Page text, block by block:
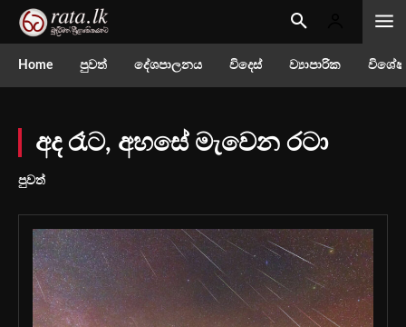
Home පුවත් දේශපාලනය විදෙස් ව්‍යාපාරික
අද රෑට, අහසේ මැවෙන රටා
පුවත්